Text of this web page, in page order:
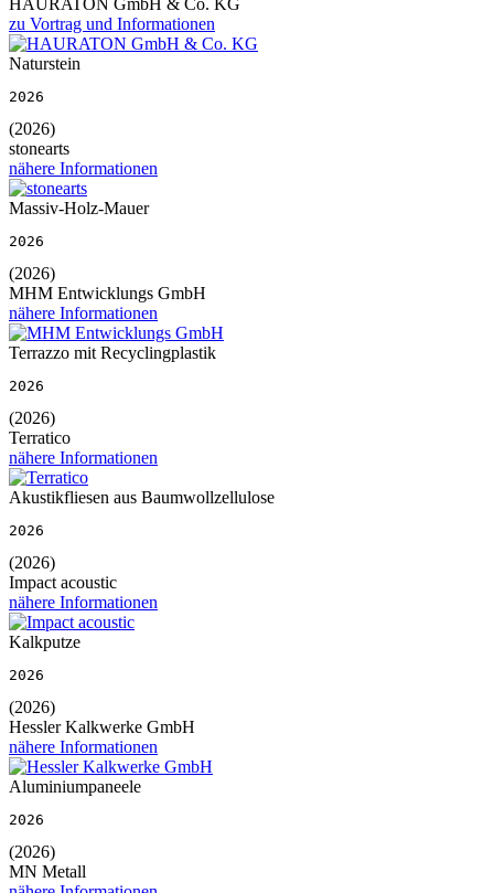
zu Vortrag und Informationen
Naturstein
2026
(2026)
stonearts
nähere Informationen
Massiv-Holz-Mauer
2026
(2026)
MHM Entwicklungs GmbH
nähere Informationen
Terrazzo mit Recyclingplastik
2026
(2026)
Terratico
nähere Informationen
Akustikfliesen aus Baumwollzellulose
2026
(2026)
Impact acoustic
nähere Informationen
Kalkputze
2026
(2026)
Hessler Kalkwerke GmbH
nähere Informationen
Aluminiumpaneele
2026
(2026)
MN Metall